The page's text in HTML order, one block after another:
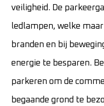
veiligheid. De
ledlampen, welke
branden en bij
energie te besparen.
parkeren om de
begaande grond te